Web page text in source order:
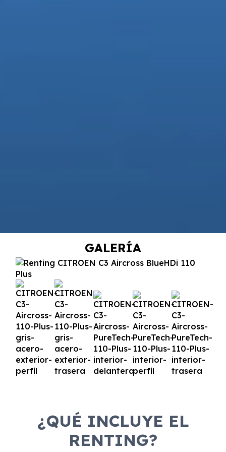
GALERÍA
¿QUÉ INCLUYE EL
RENTING?